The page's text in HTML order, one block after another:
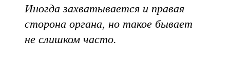
Иногда захватывается и правая
сторона органа, но такое бывает
не слишком часто.